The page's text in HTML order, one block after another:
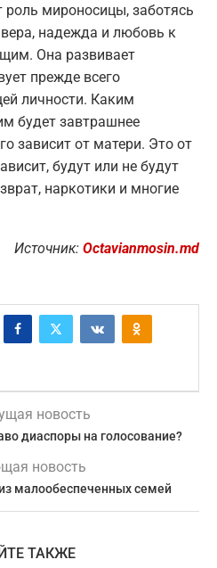
мироносицы, заботясь
надежда и любовь к
Она развивает
прежде всего
личности. Каким
будет завтрашнее
зависит от матери. Это от
будут или не будут
наркотики и многие
Источник: Octavianmosin.md
новость
диаспоры на голосование?
новость
малообеспеченных семей
ТАКЖЕ